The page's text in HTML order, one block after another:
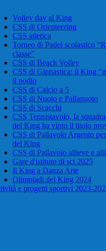
Volley day al King
CSS di Orienteering
CSS atletica
Torneo di Padel scolastico
classe”
CSS di Beach Volley
CSS di Ginnastica: il King
il podio
CSS di Calcio a 5
CSS di Nuoto e Pallanuoto
CSS di Scacchi
CSS Tennistavolo, la
del King ha vinto il titolo
CSS di Pallavolo Argento
del King
CSS di Pallavolo allieve e
Gare d'istituto di sci 2025
Il King a Danza Arte
Olimpiadi del King 2024
e progetti sportivi 2023-